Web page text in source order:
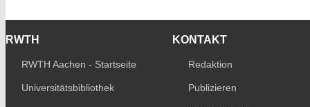
RWTH
RWTH Aachen - Startseite
Universitätsbibliothek
KONTAKT
Redaktion
Publizieren